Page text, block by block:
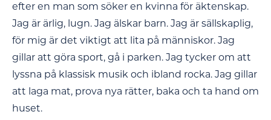
efter en man som söker en kvinna för äktenskap.
Jag är ärlig, lugn. Jag älskar barn. Jag är sällskaplig,
för mig är det viktigt att lita på människor. Jag
gillar att göra sport, gå i parken. Jag tycker om att
lyssna på klassisk musik och ibland rocka. Jag gillar
att laga mat, prova nya rätter, baka och ta hand om
huset.